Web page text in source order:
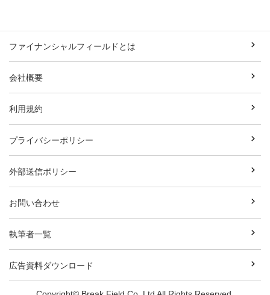
ファイナンシャルフィールドとは
会社概要
利用規約
プライバシーポリシー
外部送信ポリシー
お問い合わせ
執筆者一覧
広告資料ダウンロード
Copyright© Break Field Co.,Ltd All Rights Reserved.